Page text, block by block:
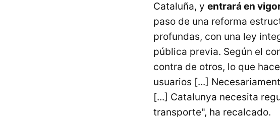
Cataluña, y entrará en
paso de una reforma
profundas, con una ley
pública previa. Según el
contra de otros, lo que
usuarios [...]
[...] Catalunya necesita
transporte", ha recalcado.